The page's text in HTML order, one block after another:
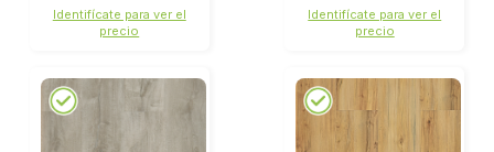
Identifícate para ver el
precio
Identifícate para ver el
precio